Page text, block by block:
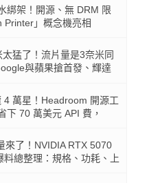
綁架！開源、無 DRM 限
Printer」概念機亮相
猛了！流片量是3奈米同
與蘋果搶首發、輝達
4 萬星！Headroom 開源工
下 70 萬美元 API 費，
來了！NVIDIA RTX 5070
料總整理：規格、功耗、上